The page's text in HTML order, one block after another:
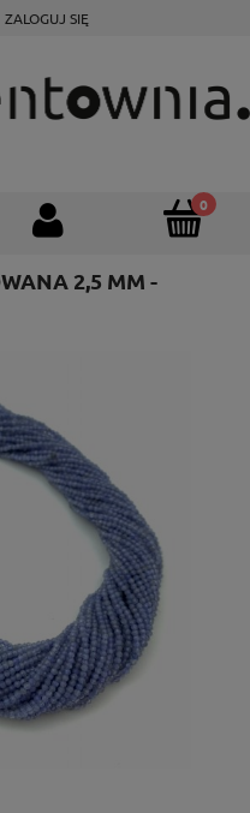
ZALOGUJ SIĘ
2,5 MM -